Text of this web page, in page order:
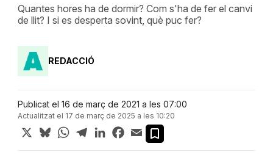
Quantes hores ha de dormir? Com s'ha de fer el canvi
de llit? I si es desperta sovint, què puc fer?
REDACCIÓ
Publicat el 16 de març de 2021 a les 07:00
Actualitzat el 17 de març de 2025 a les 10:20
X BlueskyWhatsApp
TelegramLinkedInFacebook
Email